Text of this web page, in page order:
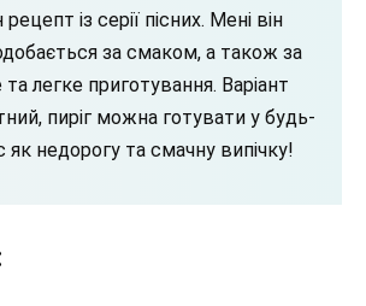
із серії пісних. Мені він
за смаком, а також за
легке приготування. Варіант
пиріг можна готувати у будь-
як недорогу та смачну випічку!